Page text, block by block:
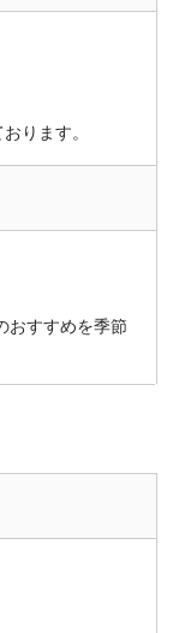
ります。
おすすめを季節